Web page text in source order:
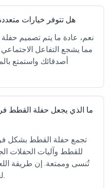
هل تتوفر خيارات
نعم، عادة ما يتم تصميم
مما يشجع التفاعل
أصدقائك واستمتع
ما الذي يجعل حفلة القطط
تجمع حفلة القطط بشكل
للقطط وآليات الحفلات
تُنسى وممتعة. إن طريقة
غيرها على Spunky لعبة.